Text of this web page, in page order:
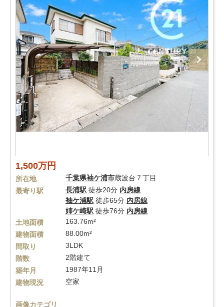
1,500万円
所在地 千葉県袖ケ浦市蔵波台７丁目
最寄り駅
長浦駅 徒歩20分 内房線
袖ケ浦駅 徒歩65分 内房線
姉ケ崎駅 徒歩76分 内房線
土地面積
163.76m²
建物面積
88.00m²
間取り
3LDK
階数
2階建て
築年月
1987年11月
建物現況
空家
画像カテゴリ